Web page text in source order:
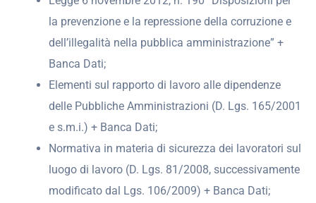
la prevenzione e la repressione della corruzione e
dell’illegalità nella pubblica amministrazione” +
Banca Dati;
Elementi sul rapporto di lavoro alle dipendenze
delle Pubbliche Amministrazioni (D. Lgs. 165/2001
e s.m.i.) + Banca Dati;
Normativa in materia di sicurezza dei lavoratori sul
luogo di lavoro (D. Lgs. 81/2008, successivamente
modificato dal Lgs. 106/2009) + Banca Dati;